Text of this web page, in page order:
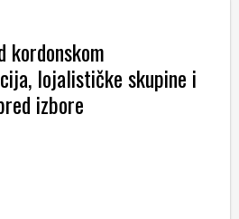
kordonskom
lojalističke skupine i
izbore